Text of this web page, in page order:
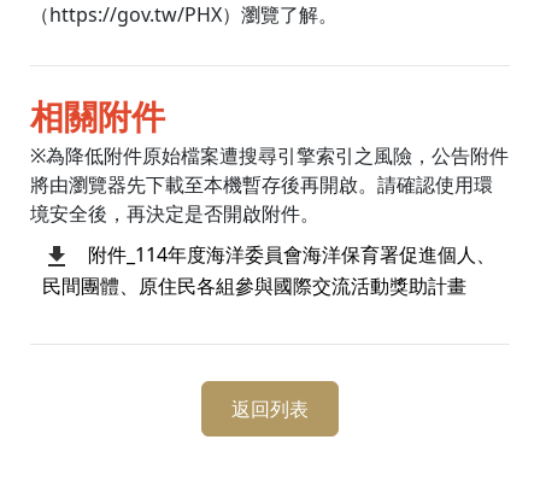
（https://gov.tw/PHX）瀏覽了解。
相關附件
※為降低附件原始檔案遭搜尋引擎索引之風險，公告附件
將由瀏覽器先下載至本機暫存後再開啟。請確認使用環
境安全後，再決定是否開啟附件。
附件_114年度海洋委員會海洋保育署促進個人、
民間團體、原住民各組參與國際交流活動獎助計畫
返回列表